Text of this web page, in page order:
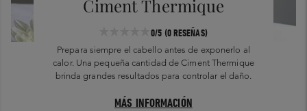
Ciment Thermique
0/5 (0 RESEÑAS)
Prepara siempre el cabello antes de exponerlo al
calor. Una pequeña cantidad de Ciment Thermique
brinda grandes resultados para controlar el daño.
MÁS INFORMACIÓN